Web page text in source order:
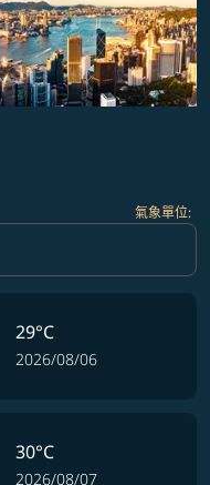
氣象單位:
29°C
2026/08/06
30°C
2026/08/07